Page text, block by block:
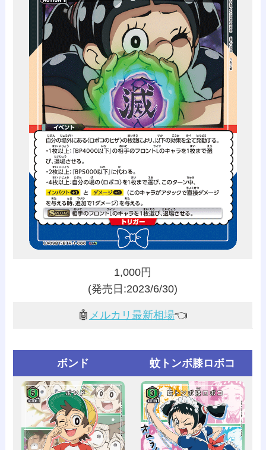
1,000円
(発売日:2023/6/30)
🤖 メルカリ最新相場👈️
ボンド 蚊トンボ膝ロボコ